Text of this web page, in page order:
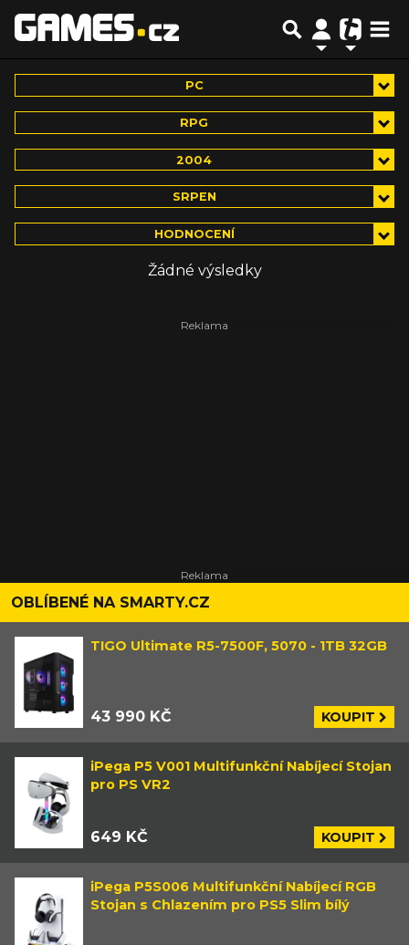
PC
RPG
2004
SRPEN
HODNOCENÍ
Žádné výsledky
OBLÍBENÉ NA SMARTY.CZ
TIGO Ultimate R5-7500F, 5070 - 1TB 32GB
43 990 KČ KOUPIT
iPega P5 V001 Multifunkční Nabíjecí Stojan
pro PS VR2
649 KČ KOUPIT
iPega P5S006 Multifunkční Nabíjecí RGB
Stojan s Chlazením pro PS5 Slim bílý